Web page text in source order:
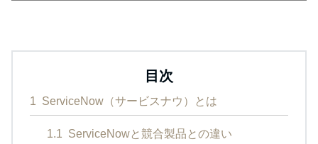
目次
1 ServiceNow（サービスナウ）とは
1.1 ServiceNowと競合製品との違い